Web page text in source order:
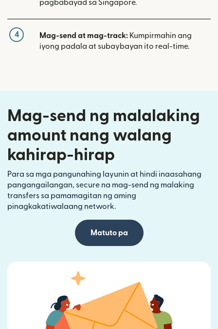
pagbabayad sa Singapore.
4 Mag-send at mag-track: Kumpirmahin ang
iyong padala at subaybayan ito real-time.
Mag-send ng malalaking
amount nang walang
kahirap-hirap
Para sa mga pangunahing layunin at hindi inaasahang
pangangailangan, secure na mag-send ng malaking
transfers sa pamamagitan ng aming
pinagkakatiwalaang network.
Matuto pa